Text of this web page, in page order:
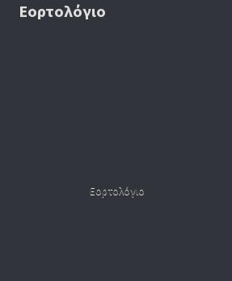
Εορτολόγιο
Εορτολόγιο